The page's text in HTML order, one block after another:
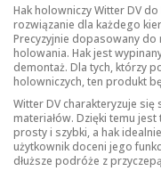
Hak holowniczy Witter DV
rozwiązanie dla każdego
Precyzyjnie dopasowany
holowania. Hak jest
demontaż. Dla tych, którzy
holowniczych, ten produkt
Witter DV charakteryzuje
materiałów. Dzięki temu
prosty i szybki, a hak
użytkownik doceni jego
dłuższe podróże z